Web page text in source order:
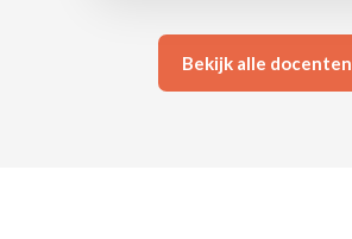
Bekijk alle docenten